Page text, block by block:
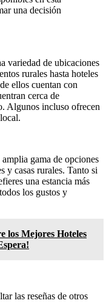
una decisión
variedad de ubicaciones
rurales hasta hoteles
ellos cuentan con
cerca de
Algunos incluso ofrecen
gama de opciones
y casas rurales. Tanto si
una estancia más
los gustos y
los Mejores Hoteles
las reseñas de otros